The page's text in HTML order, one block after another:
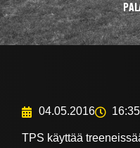
04.05.2016 16:35
TPS käyttää